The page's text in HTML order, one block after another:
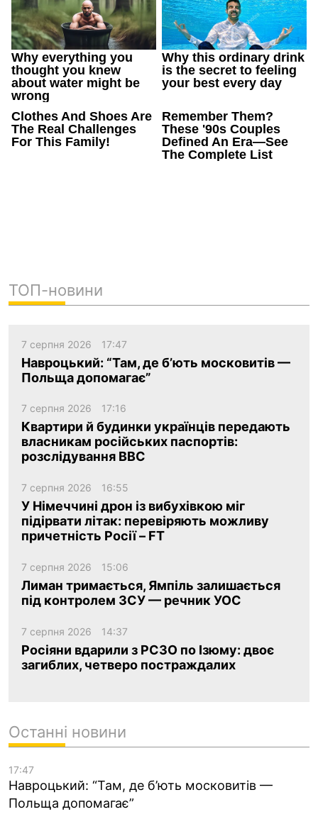
ТОП-новини
7 серпня 2026 17:47
Навроцький: “Там, де б’ють московитів —
Польща допомагає”
7 серпня 2026 17:16
Квартири й будинки українців передають
власникам російських паспортів:
розслідування BBC
7 серпня 2026 16:55
У Німеччині дрон із вибухівкою міг
підірвати літак: перевіряють можливу
причетність Росії – FT
7 серпня 2026 15:06
Лиман тримається, Ямпіль залишається
під контролем ЗСУ — речник УОС
7 серпня 2026 14:37
Росіяни вдарили з РСЗО по Ізюму: двоє
загиблих, четверо постраждалих
Останні новини
17:47
Навроцький: “Там, де б’ють московитів —
Польща допомагає”